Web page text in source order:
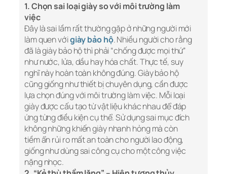
1. Chọn sai loại giày so với môi trường làm
việc
Đây là sai lầm rất thường gặp ở những người mới
làm quen vớigiày bảo hộ. Nhiều người cho rằng
đã là giày bảo hộ thì phải “chống được mọi thứ”
như nước, lửa, dầu hay hóa chất. Thực tế, suy
nghĩ này hoàn toàn không đúng. Giày bảo hộ
cũng giống như thiết bị chuyên dụng, cần được
lựa chọn đúng với môi trường làm việc. Mỗi loại
giày được cấu tạo từ vật liệu khác nhau để đáp
ứng từng điều kiện cụ thể. Sử dụng sai mục đích
không những khiến giày nhanh hỏng mà còn
tiềm ẩn rủi ro mất an toàn cho người lao động,
giống như dùng sai công cụ cho một công việc
nặng nhọc.